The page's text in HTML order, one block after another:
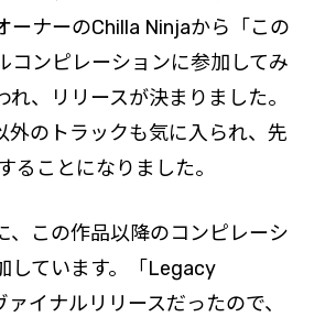
ーナーのChilla Ninjaから「この
コンピレーションに参加してみ
れ、リリースが決まりました。
外のトラックも気に入られ、先
ることになりました。
、この作品以降のコンピレーシ
しています。「Legacy
イナルリリースだったので、